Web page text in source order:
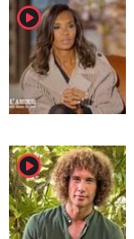
player2
player2